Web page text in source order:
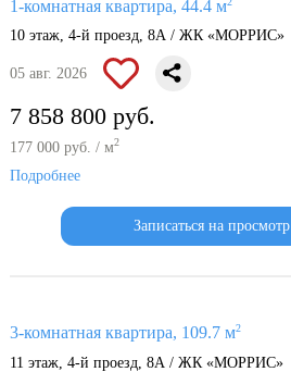
1-комнатная квартира, 44.4 м
10 этаж, 4-й проезд, 8А / ЖК «МОРРИС»
05 авг. 2026
7 858 800 руб.
177 000 руб. / м2
Подробнее
Записаться на просмотр
3-комнатная квартира, 109.7 м2
11 этаж, 4-й проезд, 8А / ЖК «МОРРИС»